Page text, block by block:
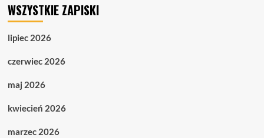
WSZYSTKIE ZAPISKI
lipiec 2026
czerwiec 2026
maj 2026
kwiecień 2026
marzec 2026